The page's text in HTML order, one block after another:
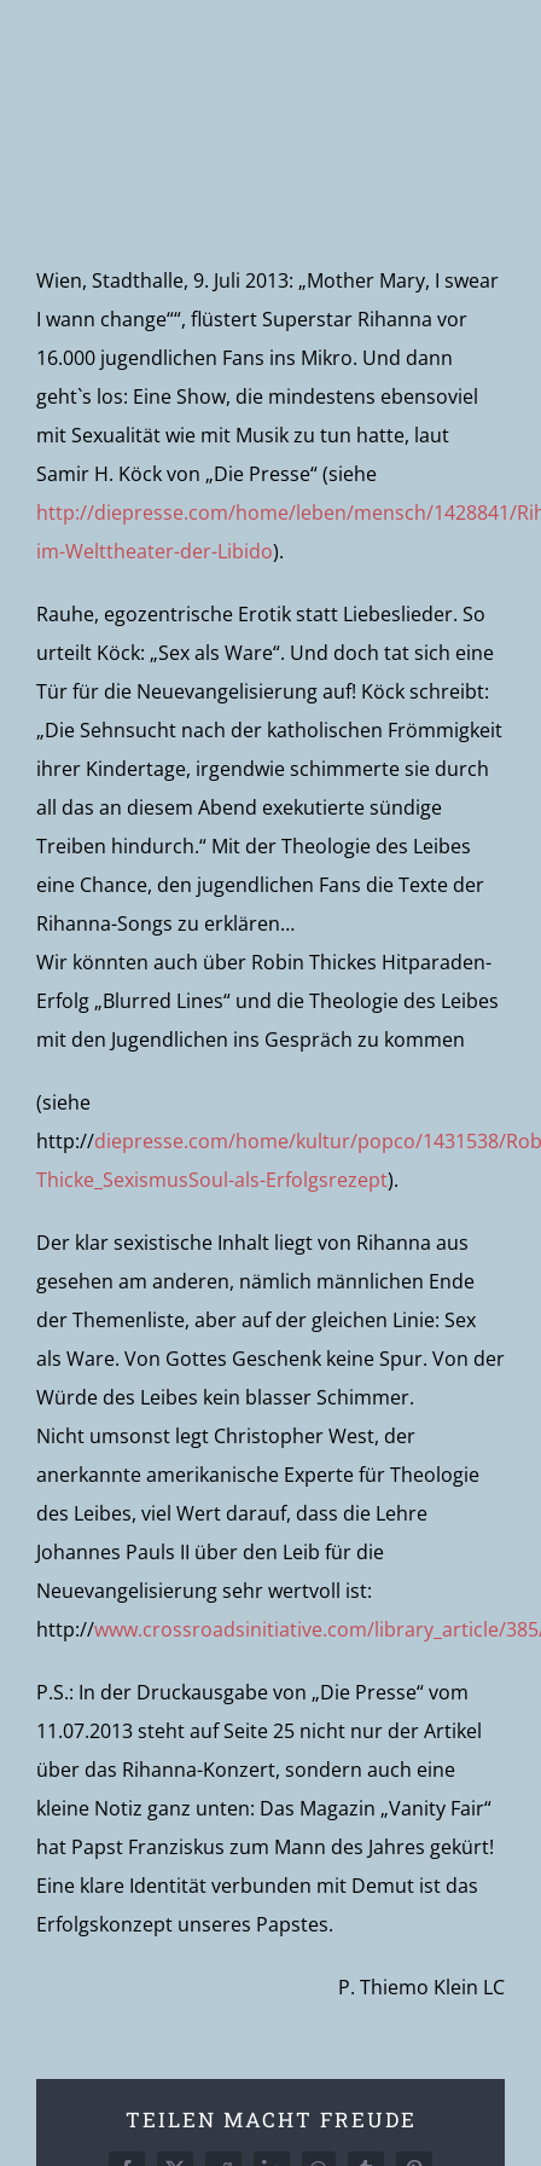
Wien, Stadthalle, 9. Juli 2013: „Mother Mary, I swear
I wann change““, flüstert Superstar Rihanna vor
16.000 jugendlichen Fans ins Mikro. Und dann
geht`s los: Eine Show, die mindestens ebensoviel
mit Sexualität wie mit Musik zu tun hatte, laut
Samir H. Köck von „Die Presse“ (siehe
http://diepresse.com/home/leben/mensch/1428841/
im-Welttheater-der-Libido).
Rauhe, egozentrische Erotik statt Liebeslieder. So
urteilt Köck: „Sex als Ware“. Und doch tat sich eine
Tür für die Neuevangelisierung auf! Köck schreibt:
„Die Sehnsucht nach der katholischen Frömmigkeit
ihrer Kindertage, irgendwie schimmerte sie durch
all das an diesem Abend exekutierte sündige
Treiben hindurch.“ Mit der Theologie des Leibes
eine Chance, den jugendlichen Fans die Texte der
Rihanna-Songs zu erklären…
Wir könnten auch über Robin Thickes Hitparaden-
Erfolg „Blurred Lines“ und die Theologie des Leibes
mit den Jugendlichen ins Gespräch zu kommen
(siehe
http://diepresse.com/home/kultur/popco/1431538/
Thicke_SexismusSoul-als-Erfolgsrezept).
Der klar sexistische Inhalt liegt von Rihanna aus
gesehen am anderen, nämlich männlichen Ende
der Themenliste, aber auf der gleichen Linie: Sex
als Ware. Von Gottes Geschenk keine Spur. Von der
Würde des Leibes kein blasser Schimmer.
Nicht umsonst legt Christopher West, der
anerkannte amerikanische Experte für Theologie
des Leibes, viel Wert darauf, dass die Lehre
Johannes Pauls II über den Leib für die
Neuevangelisierung sehr wertvoll ist:
http://www.crossroadsinitiative.com/library_article/
P.S.: In der Druckausgabe von „Die Presse“ vom
11.07.2013 steht auf Seite 25 nicht nur der Artikel
über das Rihanna-Konzert, sondern auch eine
kleine Notiz ganz unten: Das Magazin „Vanity Fair“
hat Papst Franziskus zum Mann des Jahres gekürt!
Eine klare Identität verbunden mit Demut ist das
Erfolgskonzept unseres Papstes.
P. Thiemo Klein LC
TEILEN MACHT FREUDE